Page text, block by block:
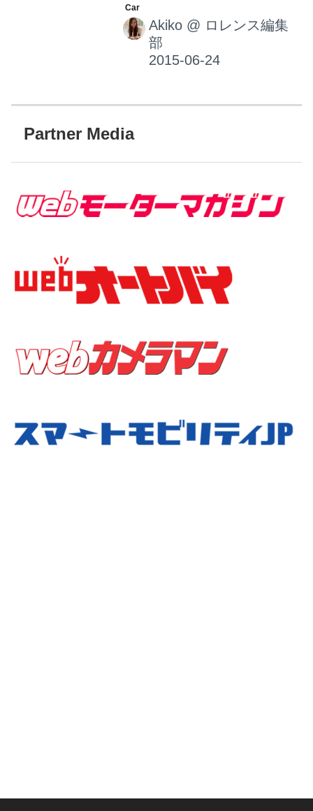
ーゲンのコンセプトカーがこ
ちら！ VOLKSWAGEN
AERROW (フォルクスワーゲ
ナーAndreas Blazunajさん。タ
イヤは2つ、バイクとクルマの
を見ると天井と頭がほぼギリ
り出しそう！！本当に実走し
たらいいのになぁ〜♡
<pqempty></pqempty> Search
Akiko @ ロレンス編集
部
Partner Media